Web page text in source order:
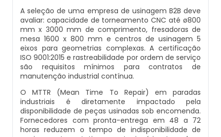
Caldeiras
Curso Operação De Caldeira
Curso Treinamento De Segurança Na
Operação De Caldeiras
Economizador Para Caldeiras
Empresa De Serviços Caldeiraria
Inspeção Inicial Em Caldeiras
Inspeção Nas Caldeiras
Inspeção Periodica Em Caldeiras
Manutenção E Inspeção De Caldeiras
Plano De Inspeção De Caldeiras
Montagem De Caldeiras A Lenha
Montagem De Caldeiras A Pellets
Montagem De Caldeiras De Aquecimento
Montagem De Caldeiras Empresa
Preço Montagem De Caldeira A Gás
Fabricante De Caldeira A Vapor
Ferro Com Caldeira A Vapor
Fornecedor De Caldeira A Vapor
Onde Comprar Caldeira A Vapor
Peças Para Caldeira A Vapor
Serviço De Manutenção Caldeira A Gás
Valor Caldeira A Gás
Venda Caldeira A Gás
Peças De Caldeiras
Melhor Caldeira Gás Natural
A seleção de uma empresa de usinagem B2B deve
avaliar: capacidade de torneamento CNC até ø800
mm x 3000 mm de comprimento, fresadoras de
mesa 1600 x 800 mm e centros de usinagem 5
eixos para geometrias complexas. A certificação
ISO 9001:2015 e rastreabilidade por ordem de serviço
são requisitos mínimos para contratos de
manutenção industrial contínua.
O MTTR (Mean Time To Repair) em paradas
industriais é diretamente impactado pela
disponibilidade de peças usinadas sob encomenda.
Fornecedores com pronta-entrega em 48 a 72
horas reduzem o tempo de indisponibilidade de